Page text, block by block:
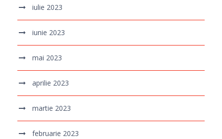
iulie 2023
iunie 2023
mai 2023
aprilie 2023
martie 2023
februarie 2023